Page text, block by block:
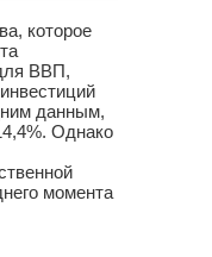
которое
ВВП,
данным,
Однако
момента